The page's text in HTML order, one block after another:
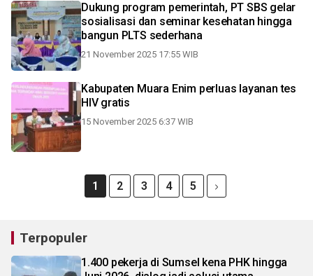
Dukung program pemerintah, PT SBS gelar
sosialisasi dan seminar kesehatan hingga
bangun PLTS sederhana
21 November 2025 17:55 WIB
Kabupaten Muara Enim perluas layanan tes
HIV gratis
15 November 2025 6:37 WIB
1 2 3 4 5
Terpopuler
1.400 pekerja di Sumsel kena PHK hingga